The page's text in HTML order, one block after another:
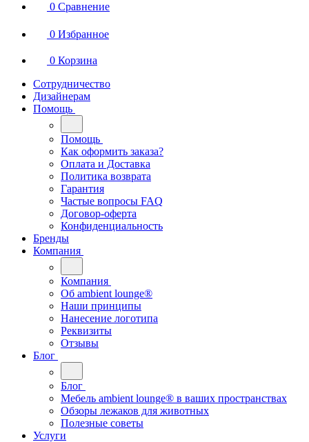
0 Сравнение
0 Избранное
0 Корзина
Сотрудничество
Дизайнерам
Помощь
Помощь
Как оформить заказа?
Оплата и Доставка
Политика возврата
Гарантия
Частые вопросы FAQ
Договор-оферта
Конфиденциальность
Бренды
Компания
Компания
Oб ambient lounge®
Наши принципы
Нанесение логотипа
Реквизиты
Отзывы
Блог
Блог
Мебель ambient lounge® в ваших пространствах
Обзоры лежаков для животных
Полезные советы
Услуги